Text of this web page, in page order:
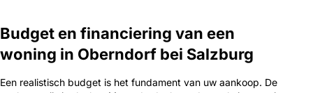
Budget en financiering van een
woning in Oberndorf bei Salzburg
Een realistisch budget is het fundament van uw aankoop. De